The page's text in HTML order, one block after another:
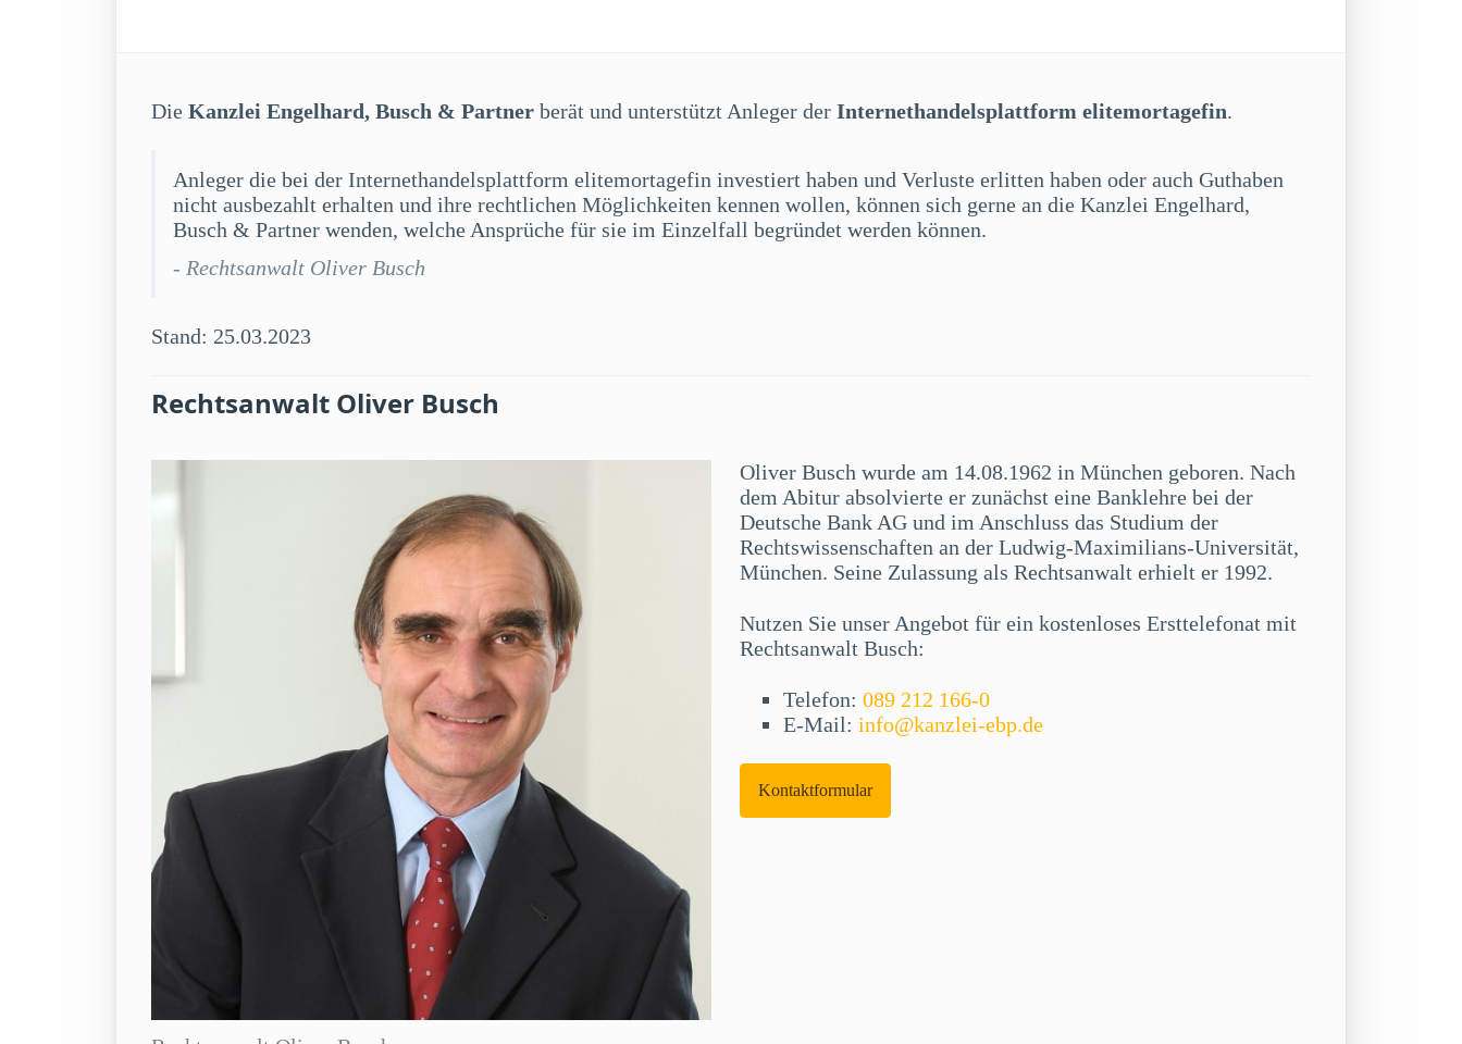
Die Kanzlei Engelhard, Busch & Partner berät und unterstützt Anleger der Internethandelsplattform elitemortagefin.
Anleger die bei der Internethandelsplattform elitemortagefin investiert haben und Verluste erlitten haben oder auch Guthaben
nicht ausbezahlt erhalten und ihre rechtlichen Möglichkeiten kennen wollen, können sich gerne an die Kanzlei Engelhard,
Busch & Partner wenden, welche Ansprüche für sie im Einzelfall begründet werden können.
- Rechtsanwalt Oliver Busch
Stand: 25.03.2023
Rechtsanwalt Oliver Busch
Oliver Busch wurde am 14.08.1962 in München geboren. Nach
dem Abitur absolvierte er zunächst eine Banklehre bei der
Deutsche Bank AG und im Anschluss das Studium der
Rechtswissenschaften an der Ludwig-Maximilians-Universität,
München. Seine Zulassung als Rechtsanwalt erhielt er 1992.
Nutzen Sie unser Angebot für ein kostenloses Ersttelefonat mit
Rechtsanwalt Busch:
Telefon: 089 212 166-0
E-Mail: info@kanzlei-ebp.de
Kontaktformular